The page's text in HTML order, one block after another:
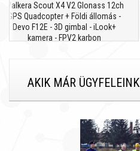
Scout X4 V2 Glonass 12ch
Quadcopter + Földi állomás -
F12E - 3D gimbal - iLook+
kamera - FPV2 karbon
AKIK MÁR ÜGYFELEINK